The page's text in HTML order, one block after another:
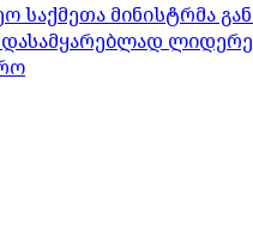
საქმეთა მინისტრმა